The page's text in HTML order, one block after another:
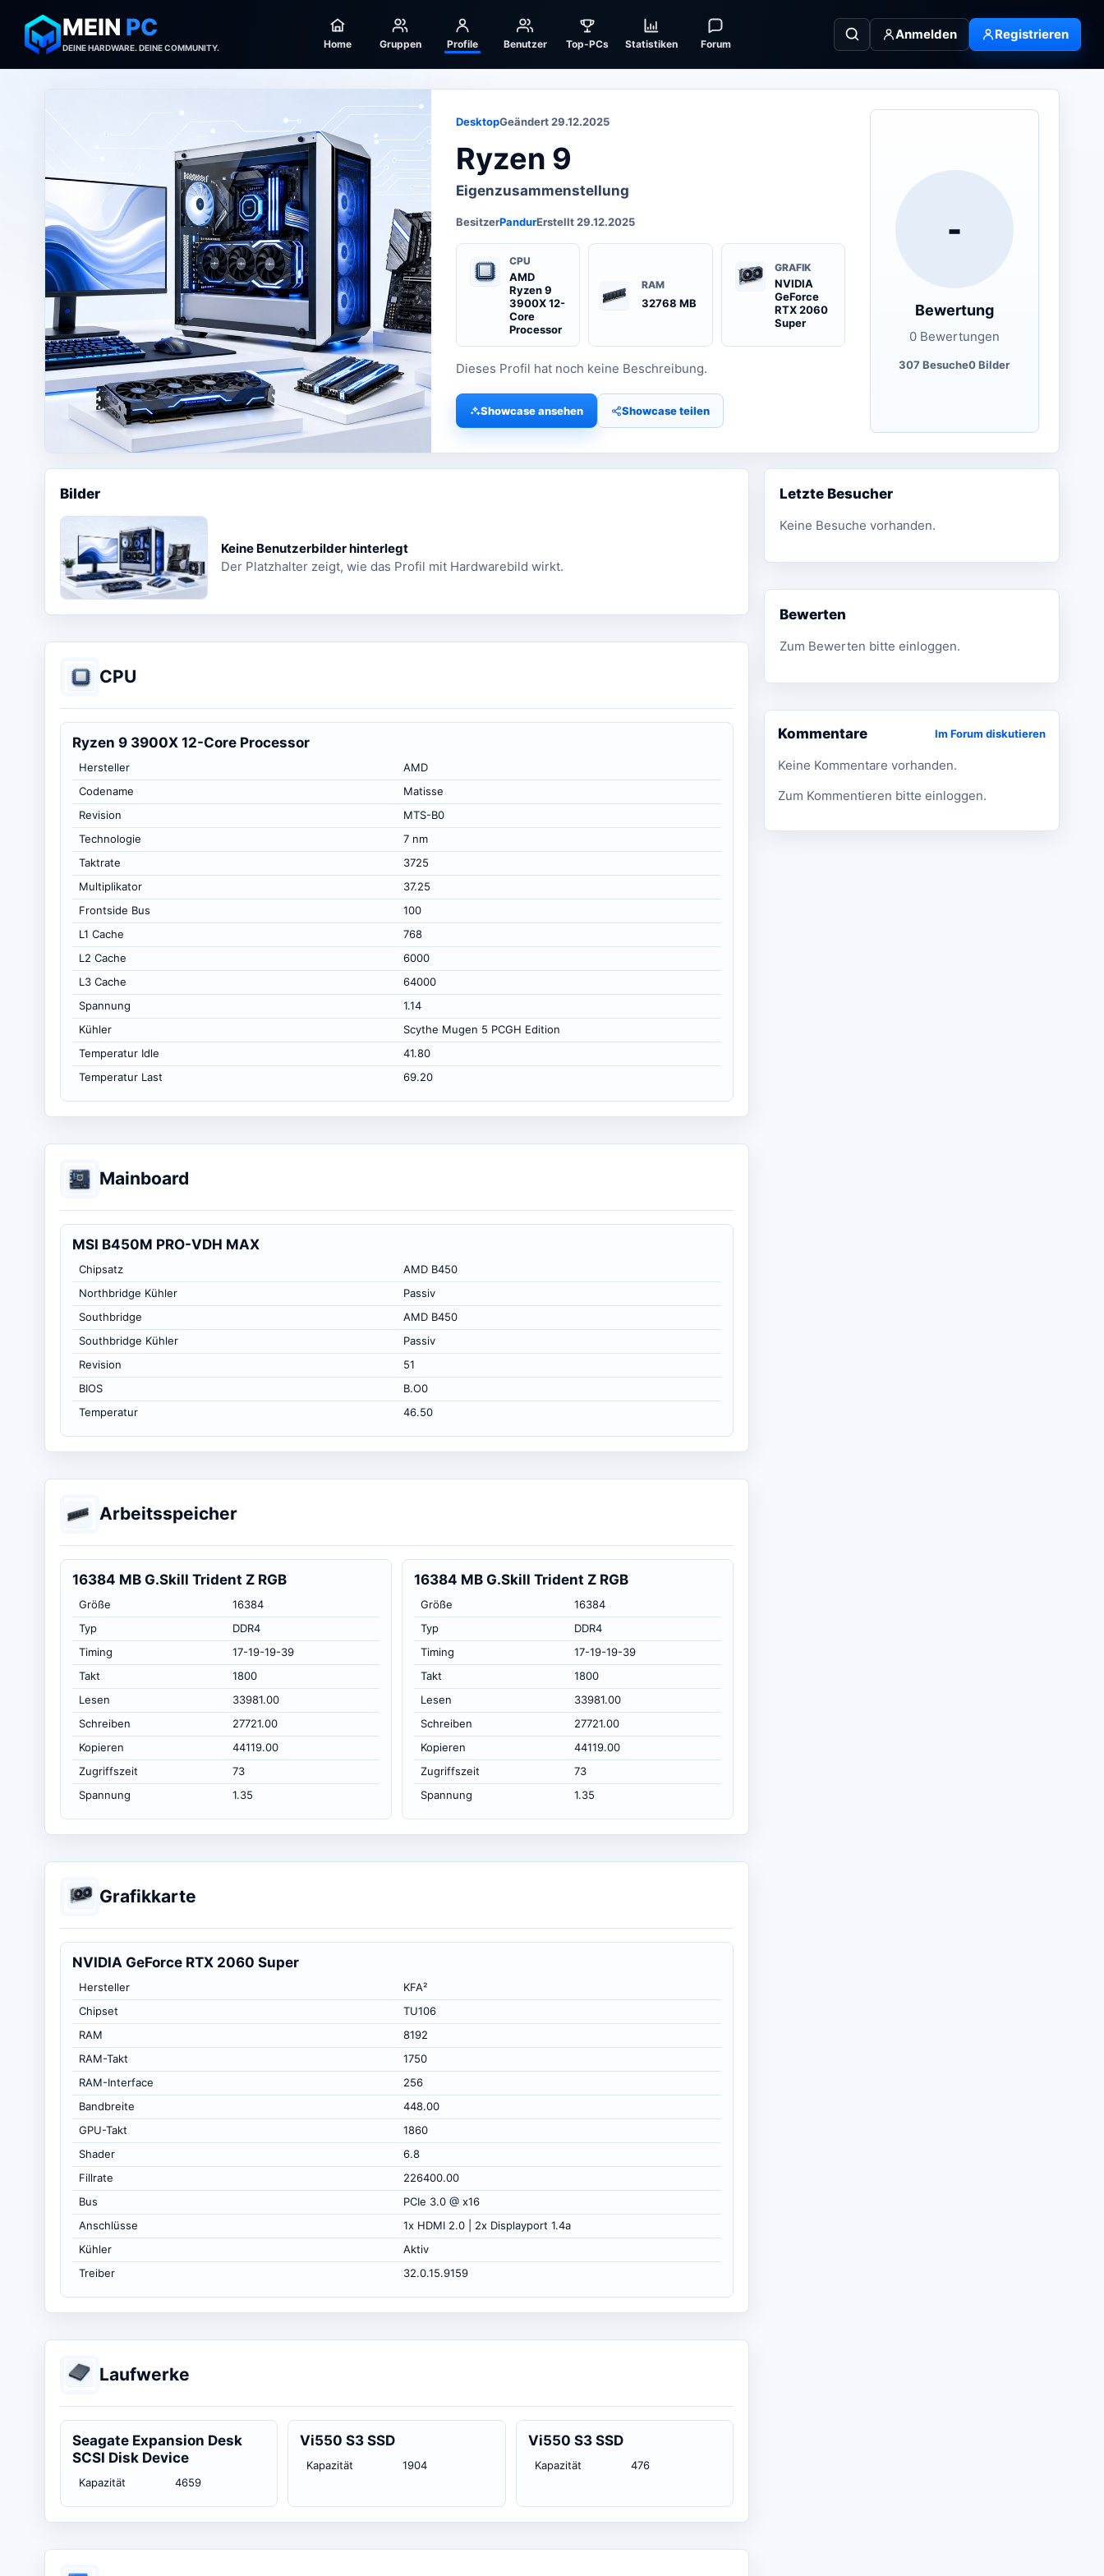
MEIN PC
DEINE HARDWARE. DEINE COMMUNITY. Home Gruppen Profile Benutzer Top-PCs Statistiken Forum
Anmelden Registrieren
DesktopGeändert 29.12.2025
Ryzen 9
Eigenzusammenstellung
BesitzerPandurErstellt 29.12.2025
CPU
AMD
Ryzen 9
3900X 12-
Core
Processor
RAM
32768 MB
GRAFIK
NVIDIA
GeForce
RTX 2060
Super
Dieses Profil hat noch keine Beschreibung.
Showcase ansehen Showcase teilen
-
Bewertung
0 Bewertungen
307 Besuche0 Bilder
Bilder
Keine Benutzerbilder hinterlegt
Der Platzhalter zeigt, wie das Profil mit Hardwarebild wirkt.
CPU
Ryzen 9 3900X 12-Core Processor
Hersteller
AMD
Codename
Matisse
Revision
MTS-B0
Technologie
7 nm
Taktrate
3725
Multiplikator
37.25
Frontside Bus
100
L1 Cache
768
L2 Cache
6000
L3 Cache
64000
Spannung
1.14
Kühler
Scythe Mugen 5 PCGH Edition
Temperatur Idle
41.80
Temperatur Last
69.20
Mainboard
MSI B450M PRO-VDH MAX
Chipsatz
AMD B450
Northbridge Kühler
Passiv
Southbridge
AMD B450
Southbridge Kühler
Passiv
Revision
51
BIOS
B.O0
Temperatur
46.50
Arbeitsspeicher
16384 MB G.Skill Trident Z RGB
Größe
16384
Typ
DDR4
Timing
17-19-19-39
Takt
1800
Lesen
33981.00
Schreiben
27721.00
Kopieren
44119.00
Zugriffszeit
73
Spannung
1.35
16384 MB G.Skill Trident Z RGB
Größe
16384
Typ
DDR4
Timing
17-19-19-39
Takt
1800
Lesen
33981.00
Schreiben
27721.00
Kopieren
44119.00
Zugriffszeit
73
Spannung
1.35
Grafikkarte
NVIDIA GeForce RTX 2060 Super
Hersteller
KFA²
Chipset
TU106
RAM
8192
RAM-Takt
1750
RAM-Interface
256
Bandbreite
448.00
GPU-Takt
1860
Shader
6.8
Fillrate
226400.00
Bus
PCIe 3.0 @ x16
Anschlüsse
1x HDMI 2.0 | 2x Displayport 1.4a
Kühler
Aktiv
Treiber
32.0.15.9159
Laufwerke
Seagate Expansion Desk
SCSI Disk Device
Kapazität 4659
Vi550 S3 SSD
Kapazität 1904
Vi550 S3 SSD
Kapazität 476
Letzte Besucher
Keine Besuche vorhanden.
Bewerten
Zum Bewerten bitte einloggen.
Kommentare Im Forum diskutieren
Keine Kommentare vorhanden.
Zum Kommentieren bitte einloggen.